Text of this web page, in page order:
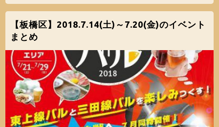
【板橋区】2018.7.14(土)～7.20(金)のイベント
まとめ